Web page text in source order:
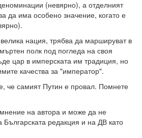
(невярно), а отделният
да има особено значение, когато е
нация, трябва да маршируват в
полк под погледа на своя
цар в имперската им традиция, но
качества за "император".
че самият Путин е провал. Помнете
мнение на автора и може да не
Българската редакция и на ДВ като